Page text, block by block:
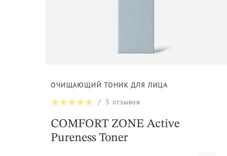
ОЧИЩАЮЩИЙ ТОНИК ДЛЯ ЛИЦА
/ 5 отзывов
COMFORT ZONE Active
Pureness Toner